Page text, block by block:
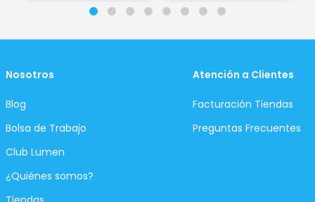
Nosotros
Blog
Bolsa de Trabajo
Club Lumen
¿Quiénes somos?
Atención a Clientes
Facturación Tiendas
Preguntas Frecuentes